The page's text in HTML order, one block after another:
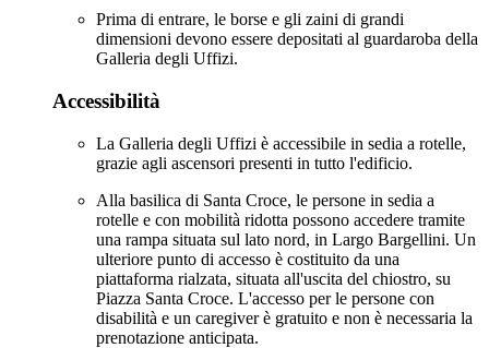
Prima di entrare, le borse e gli zaini di grandi
dimensioni devono essere depositati al guardaroba della
Galleria degli Uffizi.
Accessibilità
La Galleria degli Uffizi è accessibile in sedia a rotelle,
grazie agli ascensori presenti in tutto l'edificio.
Alla basilica di Santa Croce, le persone in sedia a
rotelle e con mobilità ridotta possono accedere tramite
una rampa situata sul lato nord, in Largo Bargellini. Un
ulteriore punto di accesso è costituito da una
piattaforma rialzata, situata all'uscita del chiostro, su
Piazza Santa Croce. L'accesso per le persone con
disabilità e un caregiver è gratuito e non è necessaria la
prenotazione anticipata.